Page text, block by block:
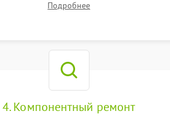
на линиях питания PCI-E и
Подробнее
4. Компонентный ремонт